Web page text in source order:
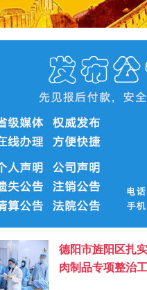
德阳市旌阳区扎
肉制品专项整治